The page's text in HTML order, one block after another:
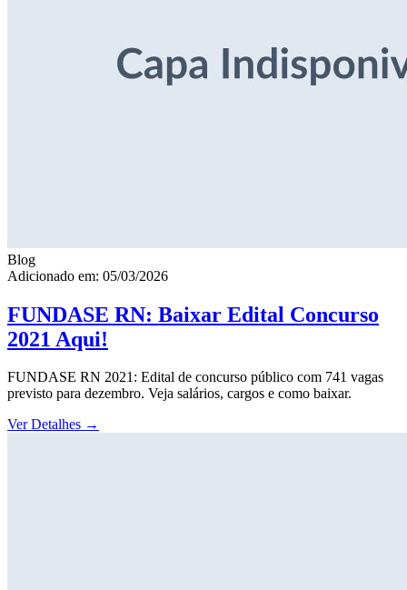
Blog
Adicionado em: 05/03/2026
FUNDASE RN: Baixar Edital Concurso
2021 Aqui!
FUNDASE RN 2021: Edital de concurso público com 741 vagas
previsto para dezembro. Veja salários, cargos e como baixar.
Ver Detalhes →